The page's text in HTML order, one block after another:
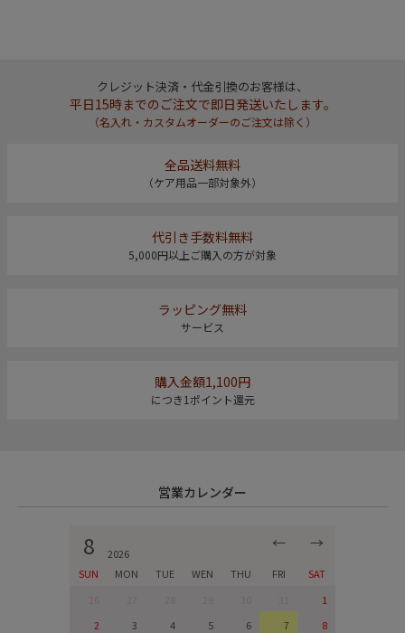
クレジット決済・代金引換のお客様は、
平日15時までのご注文で即日発送いたします。
（名入れ・カスタムオーダーのご注文は除く）
全品送料無料
（ケア用品一部対象外）
代引き手数料無料
5,000円以上ご購入の方が対象
ラッピング無料
サービス
購入金額1,100円
につき1ポイント還元
営業カレンダー
8 2026
← →
SUN MON TUE WEN THU FRI
SAT
1
2
3 4 5 6 7
8